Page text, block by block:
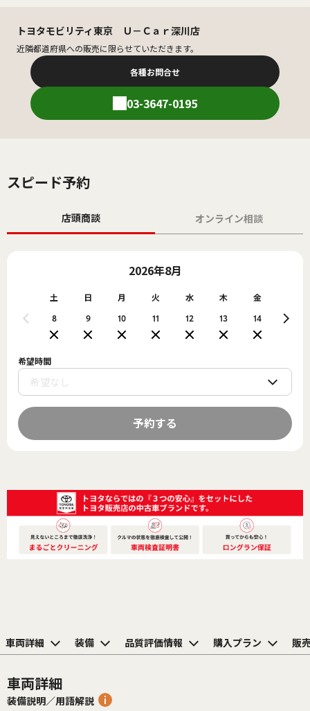
トヨタモビリティ東京 Ｕ－Ｃａｒ深川店
近隣都道府県への販売に限らせていただきます。
各種お問合せ
03-3647-0195
スピード予約
店頭商談 オンライン相談
2026年8月
土
8
日
9
月
10
火
11
水
12
木
13
金
14 15
希望時間
予約する
車両詳細 装備 品質評価情報 購入プラン 販
車両詳細
装備説明／用語解説